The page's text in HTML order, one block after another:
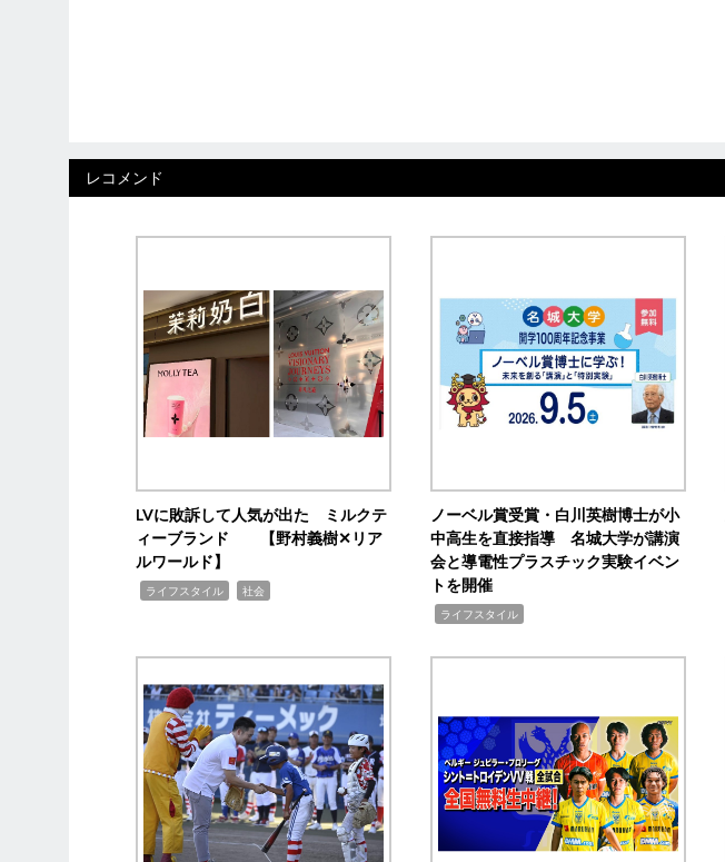
レコメンド
LVに敗訴して人気が出た ミルクテ
ィーブランド 【野村義樹✕リア
ルワールド】
ライフスタイル 社会
ノーベル賞受賞・白川英樹博士が小
中高生を直接指導 名城大学が講演
会と導電性プラスチック実験イベン
トを開催
ライフスタイル